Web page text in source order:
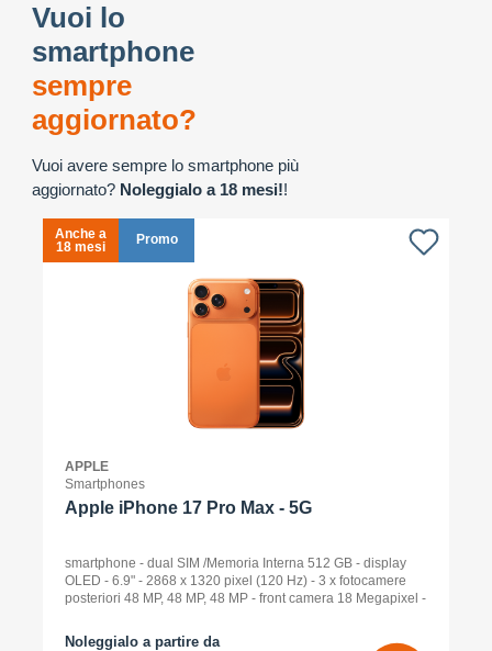
Vuoi lo
smartphone
sempre
aggiornato?
Vuoi avere sempre lo smartphone più
aggiornato? Noleggialo a 18 mesi!!
Anche a
18 mesi
Promo
APPLE
Smartphones
Apple iPhone 17 Pro Max - 5G
smartphone - dual SIM /Memoria Interna 512 GB - display
OLED - 6.9" - 2868 x 1320 pixel (120 Hz) - 3 x fotocamere
posteriori 48 MP, 48 MP, 48 MP - front camera 18 Megapixel -
Noleggialo a partire da